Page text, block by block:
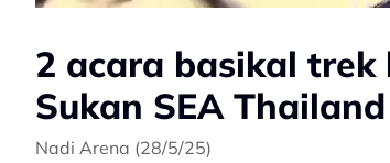
2 acara basikal
Sukan SEA
Nadi Arena (28/5/25)